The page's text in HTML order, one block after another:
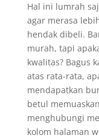
Hal ini lumrah
agar merasa
hendak dibeli.
murah, tapi
kwalitas? Bagus
atas rata-rata,
mendapatkan
betul
menghubungi
kolom halaman